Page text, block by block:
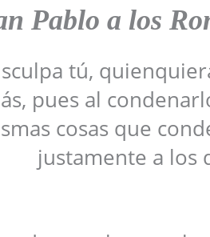
Pablo a los
tú,
pues al
cosas que
justamente a los